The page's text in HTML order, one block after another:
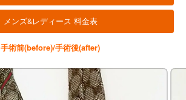
メンズ&レディース 料金表
手術前(before)/手術後(after)